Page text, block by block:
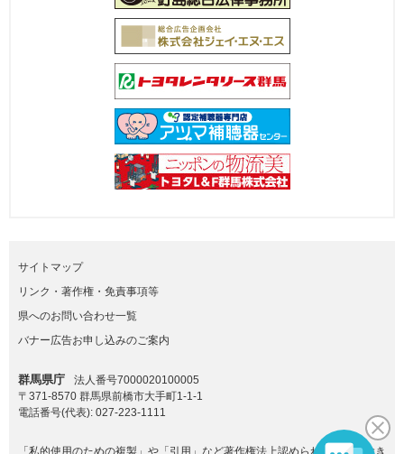
サイトマップ
リンク・著作権・免責事項等
県へのお問い合わせ一覧
バナー広告お申し込みのご案内
群馬県庁
法人番号7000020100005
〒371-8570 群馬県前橋市大手町1-1-1
電話番号(代表): 027-223-1111
「私的使用のための複製」や「引用」など著作権法上認められた場合を除き